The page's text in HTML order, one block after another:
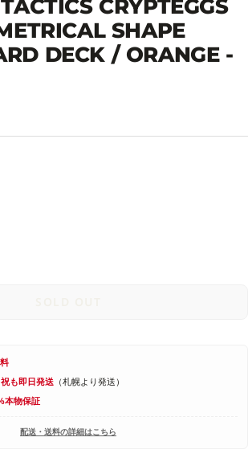
に
移
動
1
に
移
動
2
に
移
動
3
に
移
動
4
に
移
動
5
に
移
動
6
に
動
7
に
移
動
8
CRYPTEGGS
SHAPE
DECK / ORANGE -
も即日発送 （札幌より発送）
本物保証
配送・送料の詳細はこちら